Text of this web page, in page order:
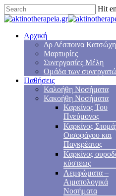
Hit
Αρχική
Δρ Δέσποινα Κατσώχη
Μαρτυρίες
Συνεργασίες Μέλη
Ομάδα των
Παθήσεις
Καλοήθη Νοσήματα
Κακοήθη Νοσήματα
Καρκίνος Του
Πνεύμονος
Καρκίνος
Οισοφάγου και
Παγκρέατος
Καρκίνος
κύστεως
Λεμφώματα –
Αιματολογικά
Νοσήματα